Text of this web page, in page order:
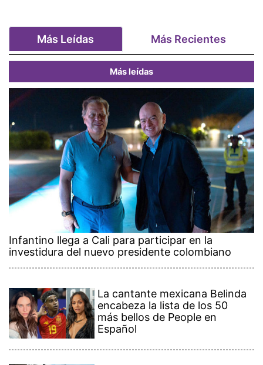
Más Leídas Más Recientes
Más leídas
Infantino llega a Cali para participar en la
investidura del nuevo presidente colombiano
La cantante mexicana Belinda
encabeza la lista de los 50
más bellos de People en
Español